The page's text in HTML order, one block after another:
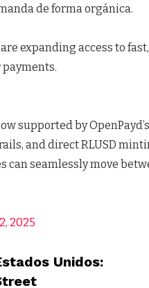
de forma orgánica.
are expanding access to fast,
supported by OpenPayd’s
and direct RLUSD
can seamlessly move
2025
Unidos: